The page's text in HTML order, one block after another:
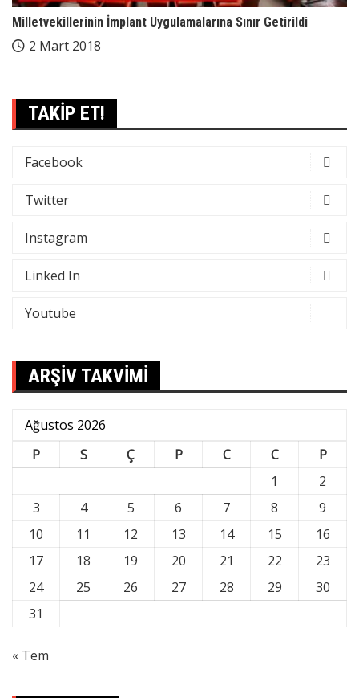
Milletvekillerinin İmplant Uygulamalarına Sınır Getirildi
2 Mart 2018
TAKİP ET!
Facebook
Twitter
Instagram
Linked In
Youtube
ARŞİV TAKVİMİ
Ağustos 2026
P
S Ç P C C
P
1
2
3
4 5 6 7 8
9
10
11 12 13 14 15
16
17
18 19 20 21 22
23
24
25 26 27 28 29
30
31
« Tem